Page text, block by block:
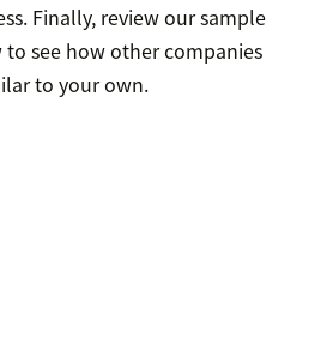
Finally, review our sample
to see how other companies
to your own.